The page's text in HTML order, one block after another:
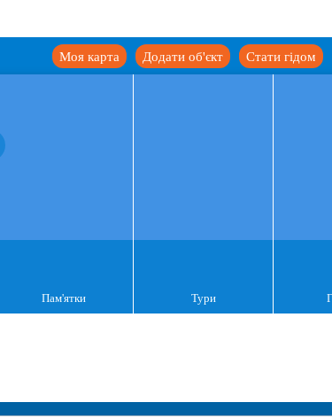
Стати гідом
Додати об'єкт
Моя карта
Пам'ятки Тури